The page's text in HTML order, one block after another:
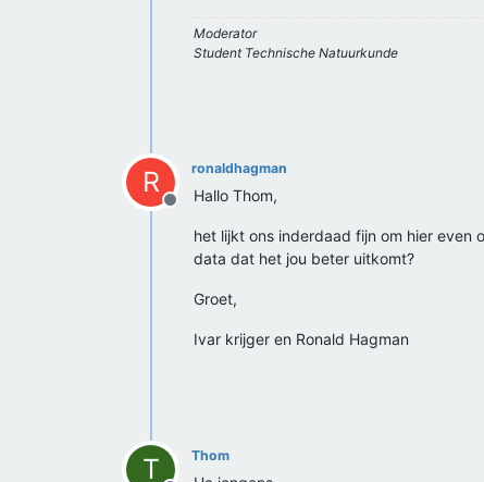
Moderator
Student Technische Natuurkunde
R
Offline
ronaldhagman
Hallo Thom,
het lijkt ons inderdaad fijn om hier
data dat het jou beter uitkomt?
Groet,
Ivar krijger en Ronald Hagman
T Thom